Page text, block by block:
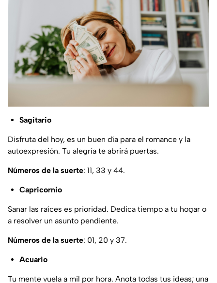
Sagitario
Disfruta del hoy, es un buen día para el romance y la
autoexpresión. Tu alegría te abrirá puertas.
Números de la suerte: 11, 33 y 44.
Capricornio
Sanar las raíces es prioridad. Dedica tiempo a tu hogar o
a resolver un asunto pendiente.
Números de la suerte: 01, 20 y 37.
Acuario
Tu mente vuela a mil por hora. Anota todas tus ideas; una